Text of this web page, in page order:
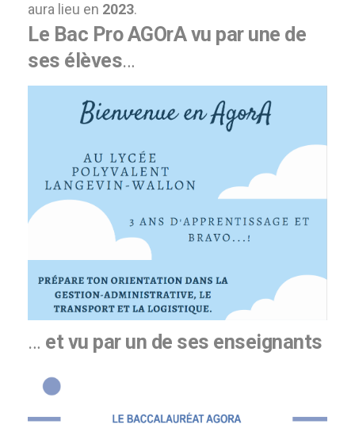
aura lieu en 2023.
Le Bac Pro AGOrA vu par une de
ses élèves…
… et vu par un de ses enseignants